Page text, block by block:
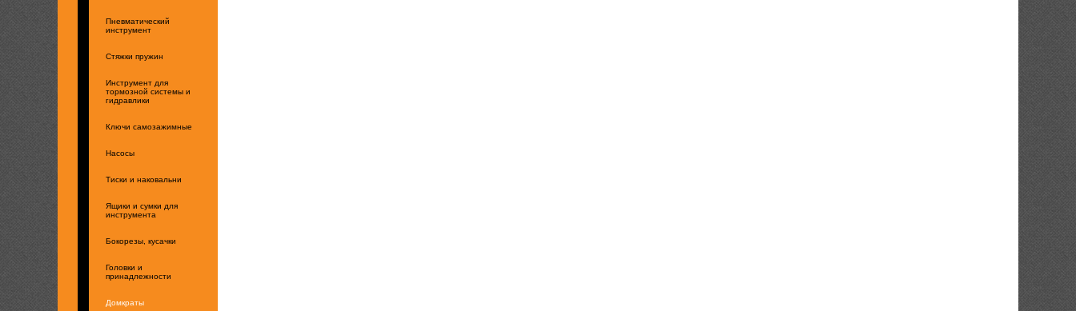
Пневматический
инструмент
Стяжки пружин
Инструмент для
тормозной системы и
гидравлики
Ключи самозажимные
Насосы
Тиски и наковальни
Ящики и сумки для
инструмента
Бокорезы, кусачки
Головки и
принадлежности
Домкраты